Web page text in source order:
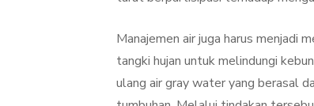
Manajemen air juga harus menjadi
tangki hujan untuk melindungi
ulang air gray water yang berasal